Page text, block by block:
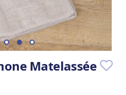
Matelassée